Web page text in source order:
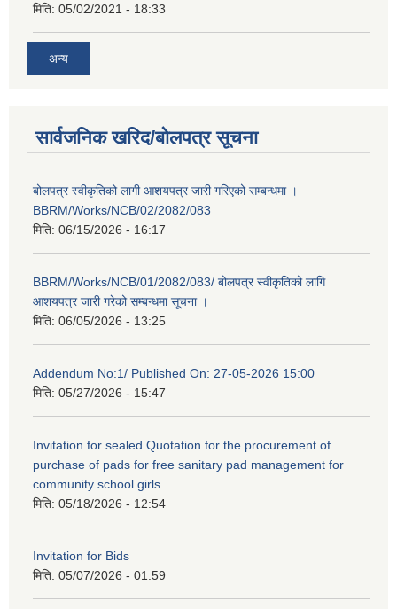
मिति: 05/02/2021 - 18:33
अन्य
सार्वजनिक खरिद/बोलपत्र सूचना
बोलपत्र स्वीकृतिको लागी आशयपत्र जारी गरिएको सम्बन्धमा ।
BBRM/Works/NCB/02/2082/083
मिति: 06/15/2026 - 16:17
BBRM/Works/NCB/01/2082/083/ बोलपत्र स्वीकृतिको लागि
आशयपत्र जारी गरेको सम्बन्धमा सूचना ।
मिति: 06/05/2026 - 13:25
Addendum No:1/ Published On: 27-05-2026 15:00
मिति: 05/27/2026 - 15:47
Invitation for sealed Quotation for the procurement of
purchase of pads for free sanitary pad management for
community school girls.
मिति: 05/18/2026 - 12:54
Invitation for Bids
मिति: 05/07/2026 - 01:59